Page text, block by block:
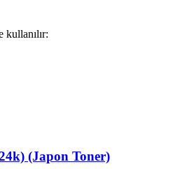
kullanılır:
(Japon Toner)